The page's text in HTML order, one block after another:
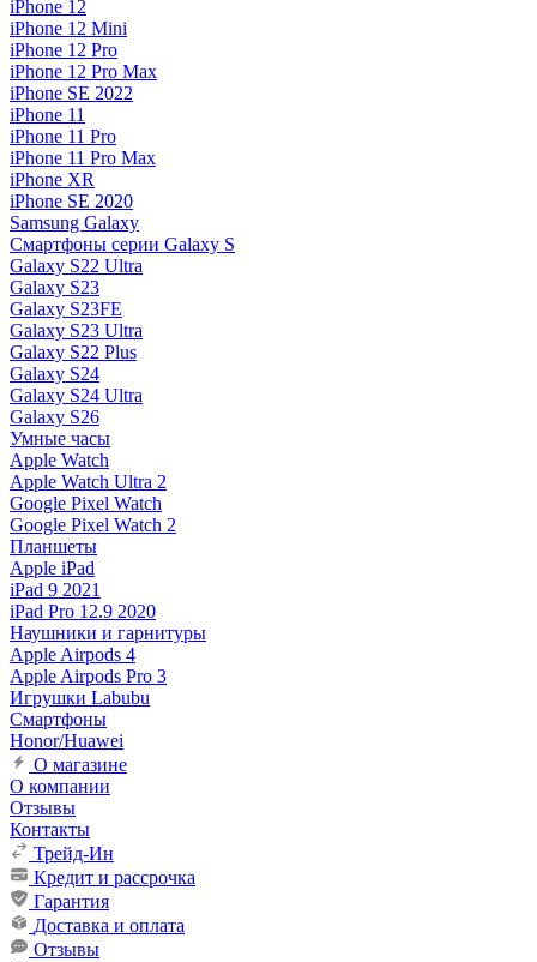
iPhone 12
iPhone 12 Mini
iPhone 12 Pro
iPhone 12 Pro Max
iPhone SE 2022
iPhone 11
iPhone 11 Pro
iPhone 11 Pro Max
iPhone XR
iPhone SE 2020
Samsung Galaxy
Смартфоны серии Galaxy S
Galaxy S22 Ultra
Galaxy S23
Galaxy S23FE
Galaxy S23 Ultra
Galaxy S22 Plus
Galaxy S24
Galaxy S24 Ultra
Galaxy S26
Умные часы
Apple Watch
Apple Watch Ultra 2
Google Pixel Watch
Google Pixel Watch 2
Планшеты
Apple iPad
iPad 9 2021
iPad Pro 12.9 2020
Наушники и гарнитуры
Apple Airpods 4
Apple Airpods Pro 3
Игрушки Labubu
Смартфоны
Honor/Huawei
О магазине
О компании
Отзывы
Контакты
Трейд-Ин
Кредит и рассрочка
Гарантия
Доставка и оплата
Отзывы